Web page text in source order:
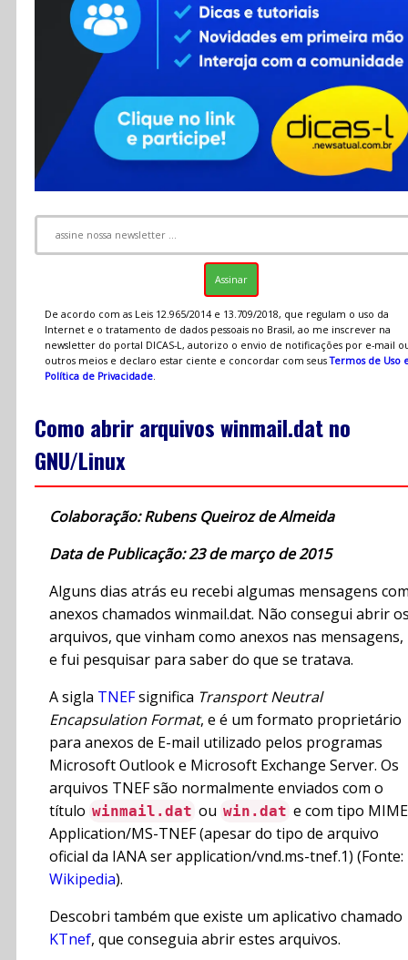
Contato
RSS
De acordo com as Leis 12.965/2014 e 13.709/2018, que regulam o uso da
Internet e o tratamento de dados pessoais no Brasil, ao me inscrever na
newsletter do portal DICAS-L, autorizo o envio de notificações por e-mail
outros meios e declaro estar ciente e concordar com seusTermos de Uso
Política de Privacidade.
Como abrir arquivos winmail.dat no
GNU/Linux
Colaboração: Rubens Queiroz de Almeida
Data de Publicação: 23 de março de 2015
Alguns dias atrás eu recebi algumas mensagens
anexos chamados winmail.dat. Não consegui abrir
arquivos, que vinham como anexos nas mensagens,
e fui pesquisar para saber do que se tratava.
A sigla TNEFsignifica Transport Neutral
Encapsulation Format, e é um formato proprietário
para anexos de E-mail utilizado pelos programas
Microsoft Outlook e Microsoft Exchange Server. Os
arquivos TNEF são normalmente enviados com o
título winmail.dat ou win.dat e com tipo MIME
Application/MS-TNEF (apesar do tipo de arquivo
oficial da IANA ser application/vnd.ms-tnef.1) (Fonte:
Wikipedia).
Descobri também que existe um aplicativo chamado
KTnef, que conseguia abrir estes arquivos.